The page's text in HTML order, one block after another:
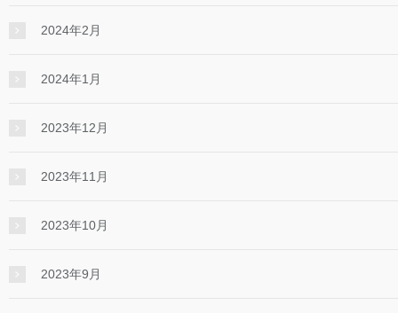
2024年2月
2024年1月
2023年12月
2023年11月
2023年10月
2023年9月